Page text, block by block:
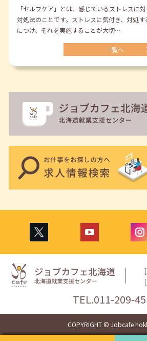
「セルフケア」とは、感じているストレスに
対処法のことです。ストレスに気付き、対処
につけ、それを実施することが大切…
一覧へ
[
TEL.011-209-
COPYRIGHT © Jobcafe